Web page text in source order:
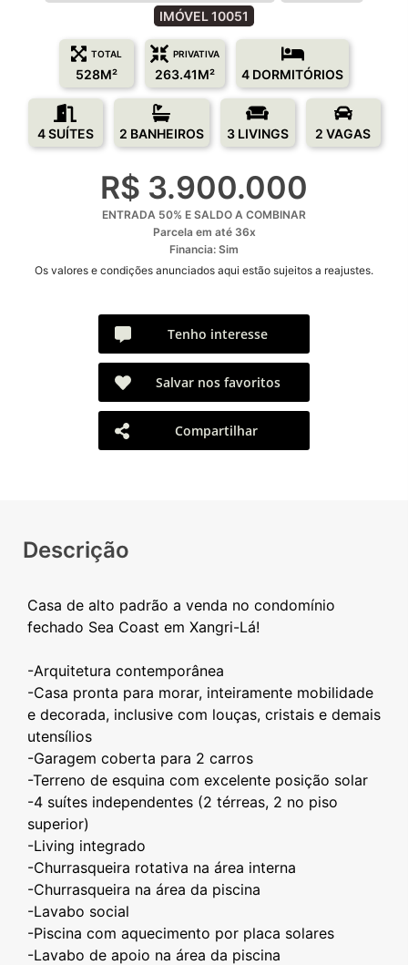
IMÓVEL 10051
TOTAL
528M²
PRIVATIVA
263.41M² 4 DORMITÓRIOS
4 SUÍTES 2 BANHEIROS 3 LIVINGS 2 VAGAS
R$ 3.900.000
ENTRADA 50% E SALDO A COMBINAR
Parcela em até 36x
Financia: Sim
Os valores e condições anunciados aqui estão sujeitos a reajustes.
Tenho interesse
Salvar nos favoritos
Compartilhar
Descrição
Casa de alto padrão a venda no condomínio
fechado Sea Coast em Xangri-Lá!
-Arquitetura contemporânea
-Casa pronta para morar, inteiramente mobilidade
e decorada, inclusive com louças, cristais e demais
utensílios
-Garagem coberta para 2 carros
-Terreno de esquina com excelente posição solar
-4 suítes independentes (2 térreas, 2 no piso
superior)
-Living integrado
-Churrasqueira rotativa na área interna
-Churrasqueira na área da piscina
-Lavabo social
-Piscina com aquecimento por placa solares
-Lavabo de apoio na área da piscina